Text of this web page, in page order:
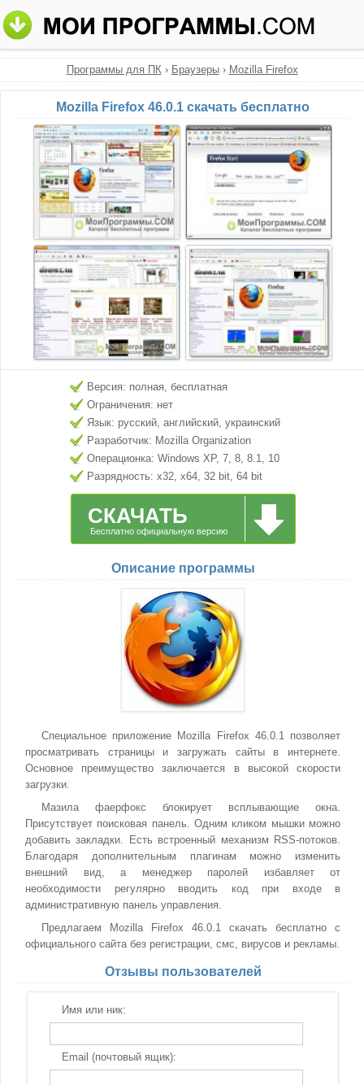
Программы для ПК› Браузеры› Mozilla Firefox
Mozilla Firefox 46.0.1 скачать бесплатно
Версия: полная, бесплатная
Ограничения: нет
Язык: русский, английский, украинский
Разработчик: Mozilla Organization
Операционка: Windows XP, 7, 8, 8.1, 10
Разрядность: x32, x64, 32 bit, 64 bit
СКАЧАТЬ
Бесплатно официальную версию
Описание программы
Специальное приложение Mozilla Firefox 46.0.1 позволяет
просматривать страницы и загружать сайты в интернете.
Основное преимущество заключается в высокой скорости
загрузки.
Мазила фаерфокс блокирует всплывающие окна.
Присутствует поисковая панель. Одним кликом мышки можно
добавить закладки. Есть встроенный механизм RSS-потоков.
Благодаря дополнительным плагинам можно изменить
внешний вид, а менеджер паролей избавляет от
необходимости регулярно вводить код при входе в
административную панель управления.
Предлагаем Mozilla Firefox 46.0.1 скачать бесплатно с
официального сайта без регистрации, смс, вирусов и рекламы.
Отзывы пользователей
Имя или ник:
Email (почтовый ящик):